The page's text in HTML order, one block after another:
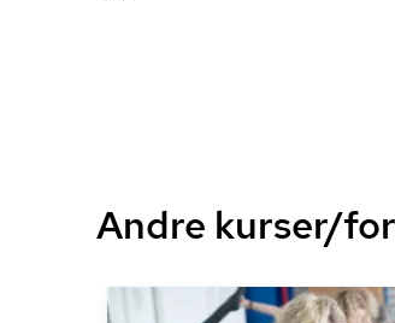
Andre kurser/